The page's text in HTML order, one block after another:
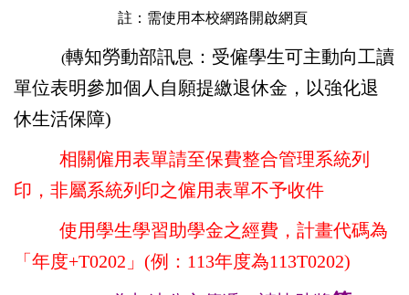
註：需使用本校網路開啟網頁
(轉知勞動部訊息：受僱學生可主動向工讀
單位表明參加個人自願提繳退休金，以強化退
休生活保障)
相關僱用表單請至保費整合管理系統列
印，非屬系統列印之僱用表單不予收件
使用學生學習助學金之經費， 計畫代碼為
「年度+T0202」(例：113年度為113T0202)